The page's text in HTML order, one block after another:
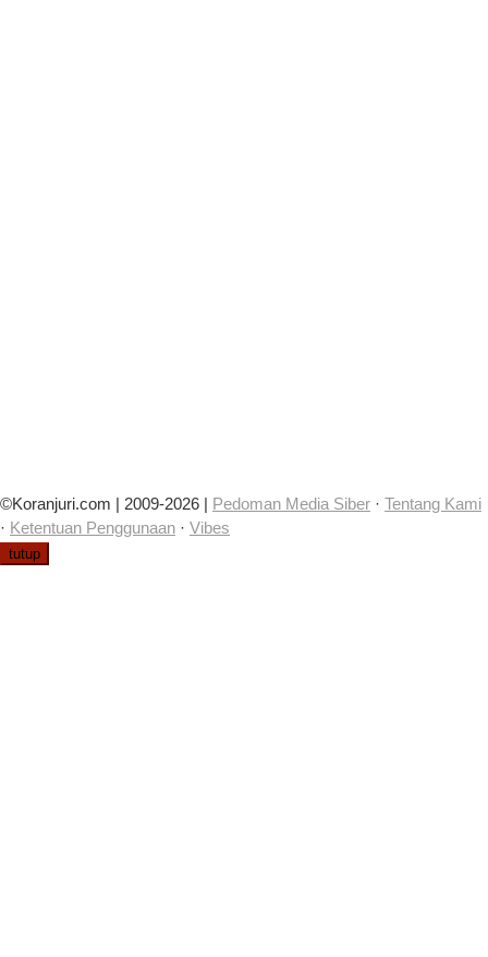
©Koranjuri.com | 2009-2026 | Pedoman Media Siber · Tentang Kami
· Ketentuan Penggunaan · Vibes
tutup